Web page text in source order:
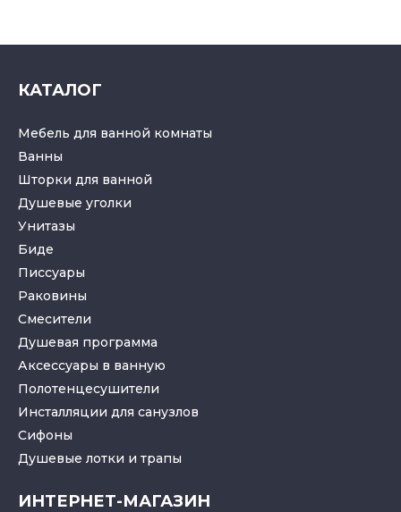
КАТАЛОГ
Мебель для ванной комнаты
Ванны
Шторки для ванной
Душевые уголки
Унитазы
Биде
Писсуары
Раковины
Смесители
Душевая программа
Аксессуары в ванную
Полотенцесушители
Инсталляции для санузлов
Cифоны
Душевые лотки и трапы
ИНТЕРНЕТ-МАГАЗИН